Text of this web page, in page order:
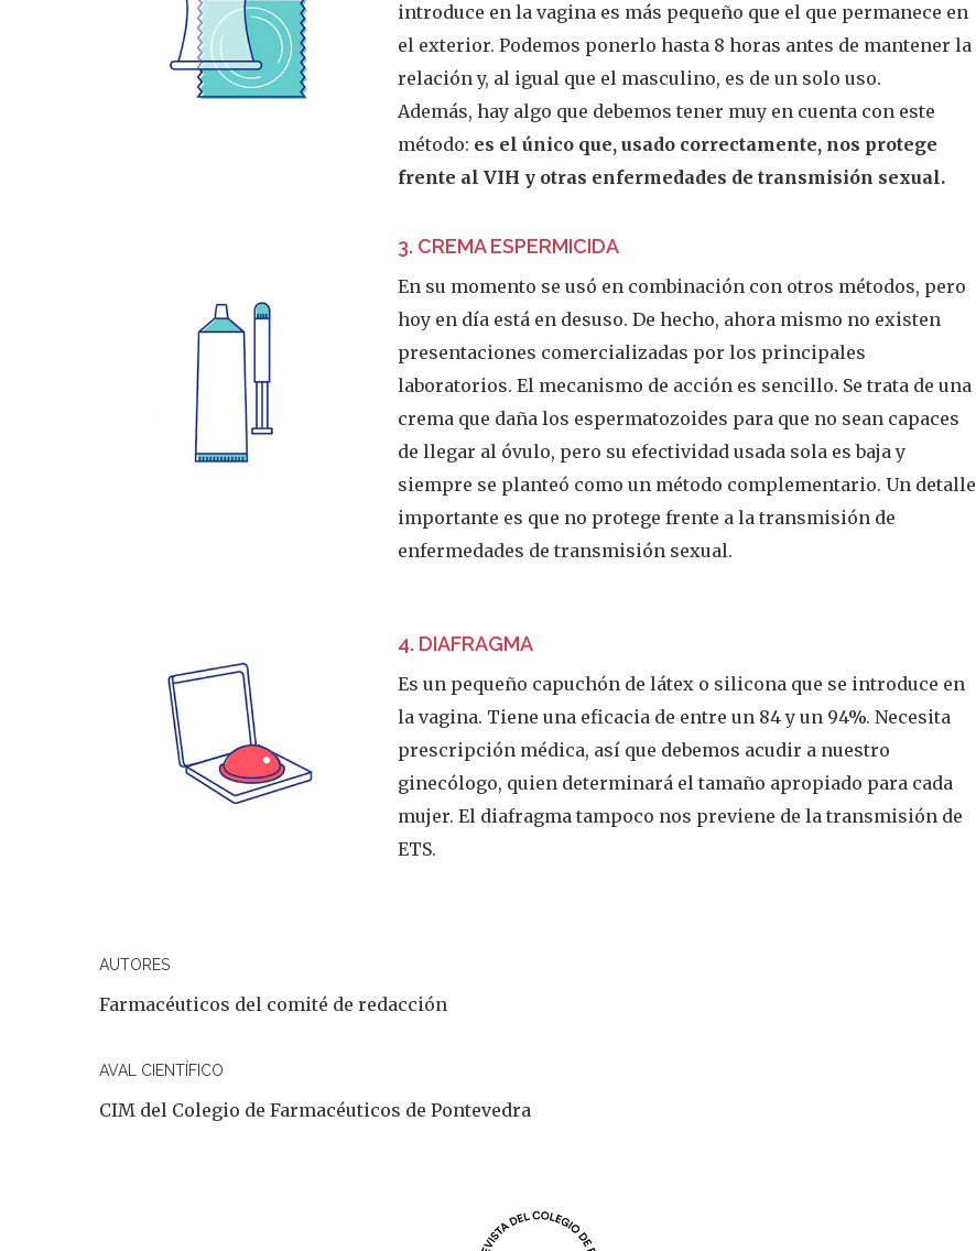
introduce en la vagina es más pequeño que el que permanece en
el exterior. Podemos ponerlo hasta 8 horas antes de mantener la
relación y, al igual que el masculino, es de un solo uso.
Además, hay algo que debemos tener muy en cuenta con este
método: es el único que, usado correctamente, nos protege
frente al VIH y otras enfermedades de transmisión sexual.
3. CREMA ESPERMICIDA
En su momento se usó en combinación con otros métodos, pero
hoy en día está en desuso. De hecho, ahora mismo no existen
presentaciones comercializadas por los principales
laboratorios. El mecanismo de acción es sencillo. Se trata de una
crema que daña los espermatozoides para que no sean capaces
de llegar al óvulo, pero su efectividad usada sola es baja y
siempre se planteó como un método complementario. Un detalle
importante es que no protege frente a la transmisión de
enfermedades de transmisión sexual.
4. DIAFRAGMA
Es un pequeño capuchón de látex o silicona que se introduce en
la vagina. Tiene una eficacia de entre un 84 y un 94%. Necesita
prescripción médica, así que debemos acudir a nuestro
ginecólogo, quien determinará el tamaño apropiado para cada
mujer. El diafragma tampoco nos previene de la transmisión de
ETS.
AUTORES
Farmacéuticos del comité de redacción
AVAL CIENTÍFICO
CIM del Colegio de Farmacéuticos de Pontevedra